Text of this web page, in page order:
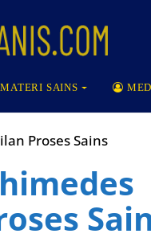
MATERI SAINS
Proses Sains